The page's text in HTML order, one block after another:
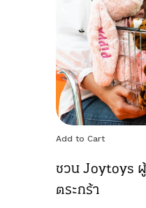
Add to Cart
ชวน Joytoys
ตระกร้า